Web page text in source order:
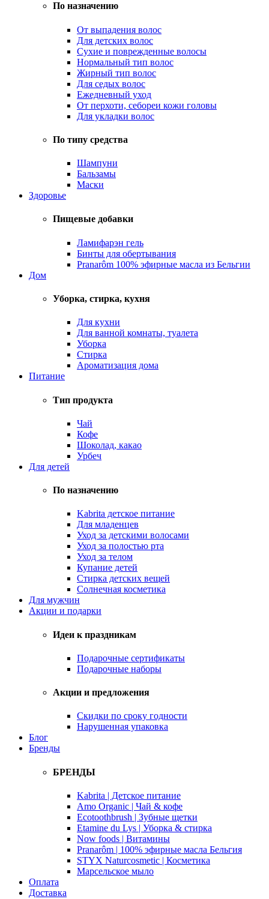
По назначению
От выпадения волос
Для детских волос
Сухие и поврежденные волосы
Нормальный тип волос
Жирный тип волос
Для седых волос
Ежедневный уход
От перхоти, себореи кожи головы
Для укладки волос
По типу средства
Шампуни
Бальзамы
Маски
Здоровье
Пищевые добавки
Ламифарэн гель
Бинты для обертывания
Pranarôm 100% эфирные масла из Бельгии
Дом
Уборка, стирка, кухня
Для кухни
Для ванной комнаты, туалета
Уборка
Стирка
Ароматизация дома
Питание
Тип продукта
Чай
Кофе
Шоколад, какао
Урбеч
Для детей
По назначению
Kabrita детское питание
Для младенцев
Уход за детскими волосами
Уход за полостью рта
Уход за телом
Купание детей
Стирка детских вещей
Солнечная косметика
Для мужчин
Акции и подарки
Идеи к праздникам
Подарочные сертификаты
Подарочные наборы
Акции и предложения
Скидки по сроку годности
Нарушенная упаковка
Блог
Бренды
БРЕНДЫ
Kabrita | Детское питание
Amo Organic | Чай & кофе
Ecotoothbrush | Зубные щетки
Etamine du Lys | Уборка & стирка
Now foods | Витамины
Pranarôm | 100% эфирные масла Бельгия
STYX Naturcosmetic | Косметика
Марсельское мыло
Оплата
Доставка